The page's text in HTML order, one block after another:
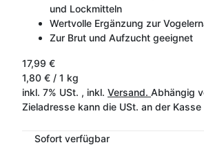
und Lockmitteln
Wertvolle Ergänzung zur
Zur Brut und Aufzucht geeignet
17,99 €
1,80 € / 1 kg
inkl. 7% USt. , inkl. Versand. Abhängig
Zieladresse kann die USt. an der Kasse
Sofort verfügbar